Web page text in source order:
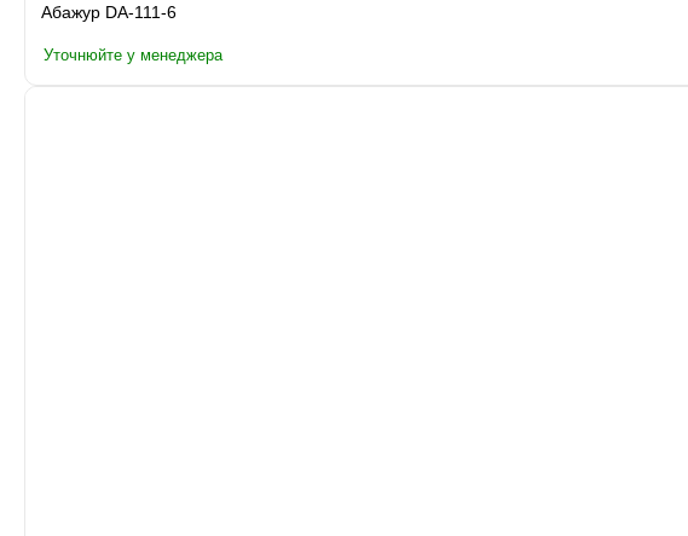
Абажур DA-111-6
Уточнюйте у менеджера